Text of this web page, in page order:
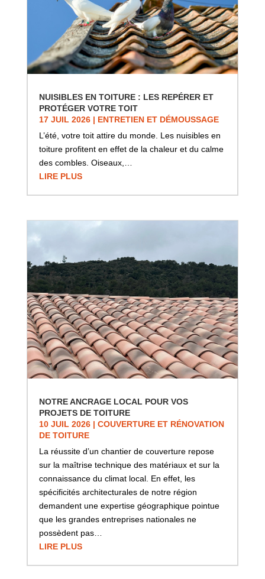
NUISIBLES EN TOITURE : LES REPÉRER ET
PROTÉGER VOTRE TOIT
17 JUIL 2026| ENTRETIEN ET DÉMOUSSAGE
L’été, votre toit attire du monde. Les nuisibles en
toiture profitent en effet de la chaleur et du calme
des combles. Oiseaux,…
LIRE PLUS
NOTRE ANCRAGE LOCAL POUR VOS
PROJETS DE TOITURE
10 JUIL 2026| COUVERTURE ET RÉNOVATION
DE TOITURE
La réussite d’un chantier de couverture repose
sur la maîtrise technique des matériaux et sur la
connaissance du climat local. En effet, les
spécificités architecturales de notre région
demandent une expertise géographique pointue
que les grandes entreprises nationales ne
possèdent pas…
LIRE PLUS